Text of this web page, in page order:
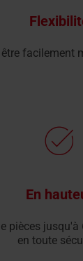
être facilement
En
pièces
en toute